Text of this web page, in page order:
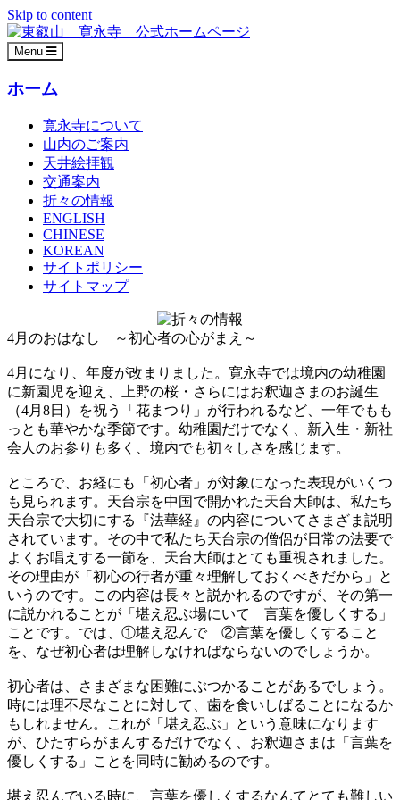
Skip to content
Menu
ホーム
寛永寺について
山内のご案内
天井絵拝観
交通案内
折々の情報
ENGLISH
CHINESE
KOREAN
サイトポリシー
サイトマップ
4月のおはなし ～初心者の心がまえ～
4月になり、年度が改まりました。寛永寺では境内の幼稚園
に新園児を迎え、上野の桜・さらにはお釈迦さまのお誕生
（4月8日）を祝う「花まつり」が行われるなど、一年でもも
っとも華やかな季節です。幼稚園だけでなく、新入生・新社
会人のお参りも多く、境内でも初々しさを感じます。
ところで、お経にも「初心者」が対象になった表現がいくつ
も見られます。天台宗を中国で開かれた天台大師は、私たち
天台宗で大切にする『法華経』の内容についてさまざま説明
されています。その中で私たち天台宗の僧侶が日常の法要で
よくお唱えする一節を、天台大師はとても重視されました。
その理由が「初心の行者が重々理解しておくべきだから」と
いうのです。この内容は長々と説かれるのですが、その第一
に説かれることが「堪え忍ぶ場にいて 言葉を優しくする」
ことです。では、①堪え忍んで ②言葉を優しくすること
を、なぜ初心者は理解しなければならないのでしょうか。
初心者は、さまざまな困難にぶつかることがあるでしょう。
時には理不尽なことに対して、歯を食いしばることになるか
もしれません。これが「堪え忍ぶ」という意味になります
が、ひたすらがまんするだけでなく、お釈迦さまは「言葉を
優しくする」ことを同時に勧めるのです。
堪え忍んでいる時に、言葉を優しくするなんてとても難しい